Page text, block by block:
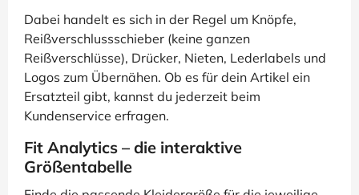
Dabei handelt es sich in der Regel um Knöpfe,
Reißverschlussschieber (keine ganzen
Reißverschlüsse), Drücker, Nieten, Lederlabels und
Logos zum Übernähen. Ob es für dein Artikel ein
Ersatzteil gibt, kannst du jederzeit beim
Kundenservice erfragen.
Fit Analytics – die interaktive
Größentabelle